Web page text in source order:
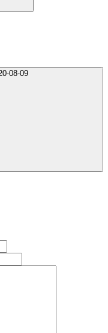
+7 (495) 220-08-09